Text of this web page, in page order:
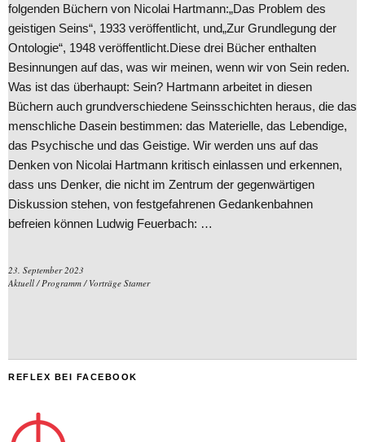
folgenden Büchern von Nicolai Hartmann:„Das Problem des
geistigen Seins“, 1933 veröffentlicht, und„Zur Grundlegung der
Ontologie“, 1948 veröffentlicht.Diese drei Bücher enthalten
Besinnungen auf das, was wir meinen, wenn wir von Sein reden.
Was ist das überhaupt: Sein? Hartmann arbeitet in diesen
Büchern auch grundverschiedene Seinsschichten heraus, die das
menschliche Dasein bestimmen: das Materielle, das Lebendige,
das Psychische und das Geistige. Wir werden uns auf das
Denken von Nicolai Hartmann kritisch einlassen und erkennen,
dass uns Denker, die nicht im Zentrum der gegenwärtigen
Diskussion stehen, von festgefahrenen Gedankenbahnen
befreien können Ludwig Feuerbach: …
23. September 2023
Aktuell / Programm / Vorträge Stamer
REFLEX BEI FACEBOOK